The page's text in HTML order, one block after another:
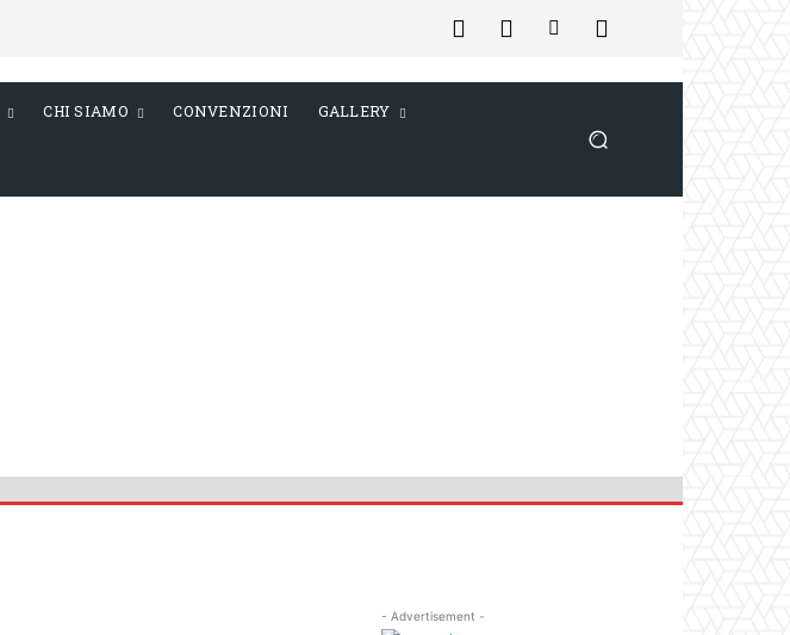
CHI SIAMO CONVENZIONI GALLERY
- Advertisement -